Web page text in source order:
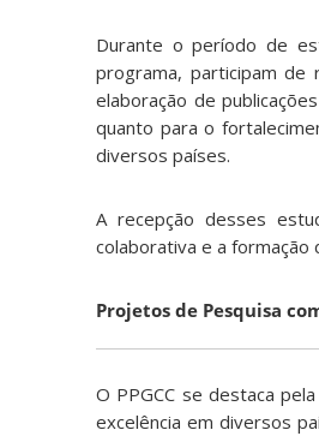
Durante o período de
programa, participam de
elaboração de
quanto para o
diversos países.
A recepção desses
colaborativa e a formação
Projetos de Pesquisa
O PPGCC se destaca
excelência em diversos